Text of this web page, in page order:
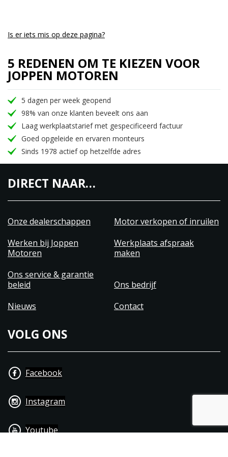
Is er iets mis op deze pagina?
5 REDENEN OM TE KIEZEN VOOR
JOPPEN MOTOREN
5 dagen per week geopend
98% van onze klanten beveelt ons aan
Laag werkplaatstarief met gespecificeerd factuur
Goed opgeleide en ervaren monteurs
Sinds 1978 actief op hetzelfde adres
DIRECT NAAR…
Onze dealerschappen
Motor verkopen of inruilen
Werken bij Joppen
Motoren
Werkplaats afspraak
maken
Ons service & garantie
beleid
Ons bedrijf
Nieuws
Contact
VOLG ONS
Facebook
Instagram
Youtube